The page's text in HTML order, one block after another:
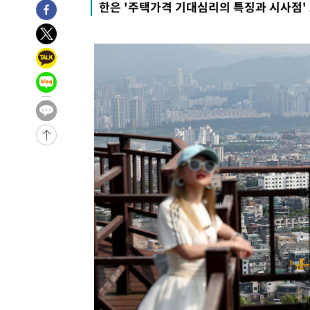
한은 '주택가격 기대심리의 특징과 시사점'